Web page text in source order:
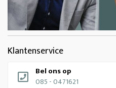
Klantenservice
Bel ons op
085 - 0471621